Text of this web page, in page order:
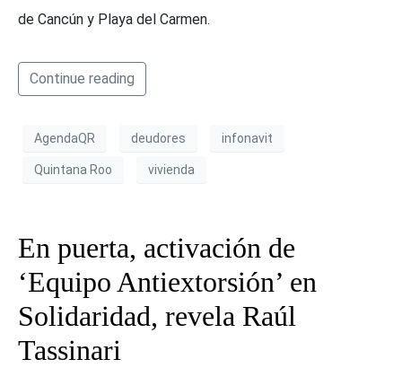
de Cancún y Playa del Carmen.
Continue reading
AgendaQR deudores infonavit
Quintana Roo vivienda
En puerta, activación de
‘Equipo Antiextorsión’ en
Solidaridad, revela Raúl
Tassinari